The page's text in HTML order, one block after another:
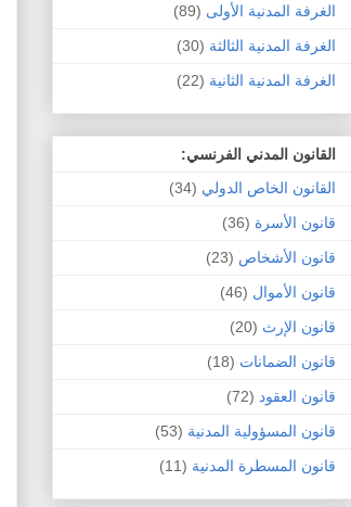
الغرفة المدنية الأولى (89)
الغرفة المدنية الثالثة (30)
الغرفة المدنية الثانية (22)
القانون المدني الفرنسي:
القانون الخاص الدولي (34)
قانون الأسرة (36)
قانون الأشخاص (23)
قانون الأموال (46)
قانون الإرث (20)
قانون الضمانات (18)
قانون العقود (72)
قانون المسؤولية المدنية (53)
قانون المسطرة المدنية (11)